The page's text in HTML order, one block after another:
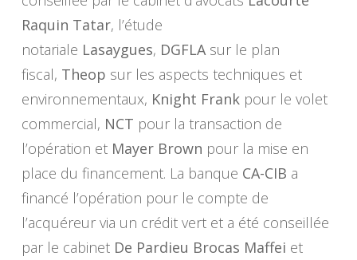
Raquin Tatar, l’étude
notariale Lasaygues, DGFLA sur le plan
fiscal, Theop sur les aspects techniques et
environnementaux, Knight Frank pour le volet
commercial, NCT pour la transaction de
l’opération et Mayer Brown pour la mise en
place du financement. La banque CA-CIB a
financé l’opération pour le compte de
l’acquéreur via un crédit vert et a été conseillée
par le cabinet De Pardieu Brocas Maffei et